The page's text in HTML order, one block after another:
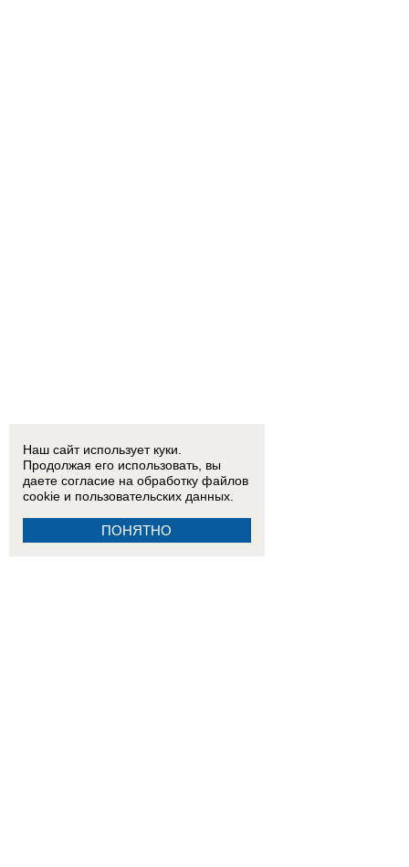
Наш сайт использует куки.
Продолжая его использовать, вы
даете согласие на обработку файлов
cookie и пользовательских данных.
ПОНЯТНО